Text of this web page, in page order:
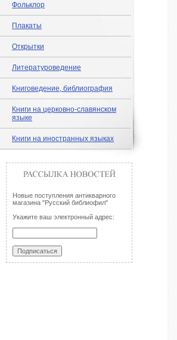
Фольклор
Плакаты
Открытки
Литературоведение
Книговедение, библиография
Книги на церковно-славянском
языке
Книги на иностранных языках
Новые поступления антикварного
магазина "Русский библиофил"
Укажите ваш электронный адрес: